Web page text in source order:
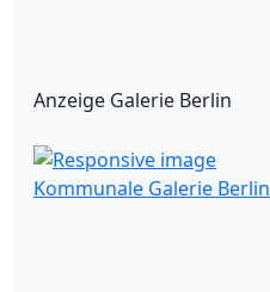
Anzeige Galerie Berlin
Kommunale Galerie Berlin